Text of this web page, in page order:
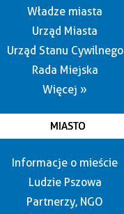
Władze miasta
Urząd Miasta
Urząd Stanu Cywilnego
Rada Miejska
Więcej »
MIASTO
Informacje o mieście
Ludzie Pszowa
Partnerzy, NGO